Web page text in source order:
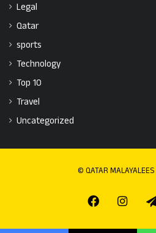
Legal
Qatar
sports
Technology
Top 10
Travel
Uncategorized
© QATAR
Facebook